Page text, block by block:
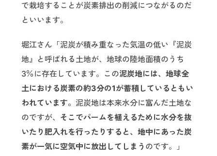
で栽培することが炭素排出の削減につながるのだ
といいます。
堀江さん「泥炭が積み重なった気温の低い『泥炭
地』と呼ばれる土地が、地球の陸地面積のうち
3％に存在しています。この泥炭地には、地球全
土における炭素の約3分の1が蓄積しているともい
われています。 泥炭地は本来水分に富んだ土地な
のですが、 そこでパームを植えるために水分を抜
いたり肥入れを行ったりすると、地中にあった炭
素が一気に空気中に放出してしまう のです。」